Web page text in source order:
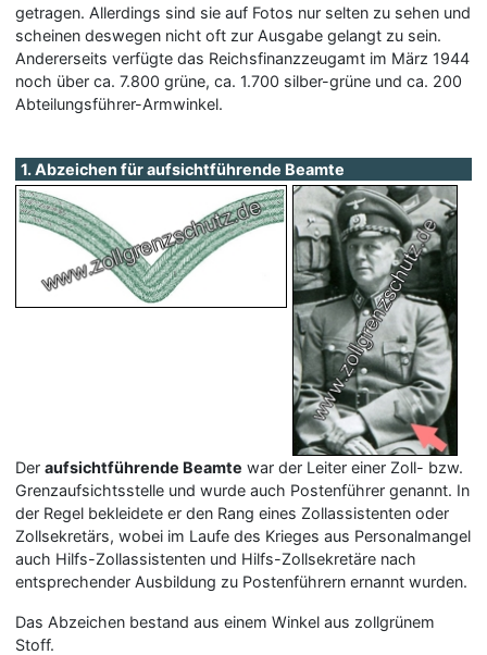
getragen. Allerdings sind sie auf Fotos nur selten zu sehen und
scheinen deswegen nicht oft zur Ausgabe gelangt zu sein.
Andererseits verfügte das Reichsfinanzzeugamt im März 1944
noch über ca. 7.800 grüne, ca. 1.700 silber-grüne und ca. 200
Abteilungsführer-Armwinkel.
1. Abzeichen für aufsichtführende Beamte
Deraufsichtführende Beamte war der Leiter einer Zoll- bzw.
Grenzaufsichtsstelle und wurde auch Postenführer genannt. In
der Regel bekleidete er den Rang eines Zollassistenten oder
Zollsekretärs, wobei im Laufe des Krieges aus Personalmangel
auch Hilfs-Zollassistenten und Hilfs-Zollsekretäre nach
entsprechender Ausbildung zu Postenführern ernannt wurden.
Das Abzeichen bestand aus einem Winkel aus zollgrünem
Stoff.